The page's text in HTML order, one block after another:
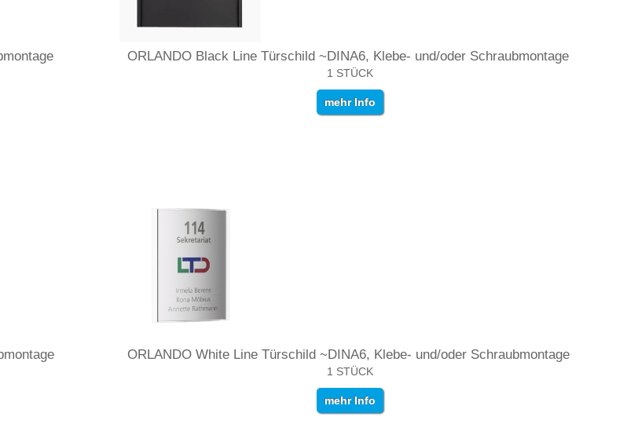
ORLANDO Black Line Türschild ~DINA6, Klebe- und/oder Schraubmontage
1 STÜCK
mehr Info
ORLANDO White Line Türschild ~DINA6, Klebe- und/oder Schraubmontage
1 STÜCK
mehr Info